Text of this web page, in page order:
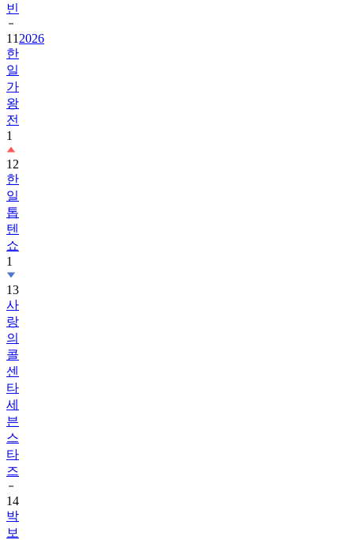
빈
11 2026
한
일
가
왕
전
1
12
한
일
톱
텐
쇼
1
13
사
랑
의
콜
센
타
세
븐
스
타
즈
14
박
보